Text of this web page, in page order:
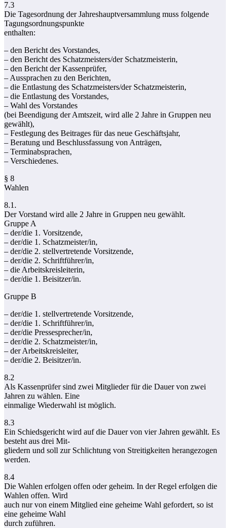
7.3
Die Tagesordnung der Jahreshauptversammlung muss folgende
Tagungsordnungspunkte
enthalten:
– den Bericht des Vorstandes,
– den Bericht des Schatzmeisters/der Schatzmeisterin,
– den Bericht der Kassenprüfer,
– Aussprachen zu den Berichten,
– die Entlastung des Schatzmeisters/der Schatzmeisterin,
– die Entlastung des Vorstandes,
– Wahl des Vorstandes
(bei Beendigung der Amtszeit, wird alle 2 Jahre in Gruppen neu
gewählt),
– Festlegung des Beitrages für das neue Geschäftsjahr,
– Beratung und Beschlussfassung von Anträgen,
– Terminabsprachen,
– Verschiedenes.
§ 8
Wahlen
8.1.
Der Vorstand wird alle 2 Jahre in Gruppen neu gewählt.
Gruppe A
– der/die 1. Vorsitzende,
– der/die 1. Schatzmeister/in,
– der/die 2. stellvertretende Vorsitzende,
– der/die 2. Schriftführer/in,
– die Arbeitskreisleiterin,
– der/die 1. Beisitzer/in.
Gruppe B
– der/die 1. stellvertretende Vorsitzende,
– der/die 1. Schriftführer/in,
– der/die Pressesprecher/in,
– der/die 2. Schatzmeister/in,
– der Arbeitskreisleiter,
– der/die 2. Beisitzer/in.
8.2
Als Kassenprüfer sind zwei Mitglieder für die Dauer von zwei
Jahren zu wählen. Eine
einmalige Wiederwahl ist möglich.
8.3
Ein Schiedsgericht wird auf die Dauer von vier Jahren gewählt. Es
besteht aus drei Mit-
gliedern und soll zur Schlichtung von Streitigkeiten herangezogen
werden.
8.4
Die Wahlen erfolgen offen oder geheim. In der Regel erfolgen die
Wahlen offen. Wird
auch nur von einem Mitglied eine geheime Wahl gefordert, so ist
eine geheime Wahl
durch zuführen.